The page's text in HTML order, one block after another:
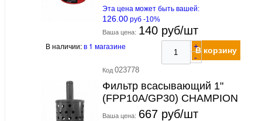
Эта цена может быть вашей:
126.00 руб -10%
Ваша цена: 140 руб/шт
В наличии:в 1 магазине
+
-
В корзину
Код 023778
Фильтр всасывающий 1"
(FPP10A/GP30) CHAMPION
Ваша цена: 667 руб/шт